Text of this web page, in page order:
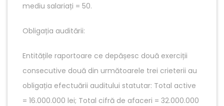
mediu salariați = 50.
Obligația auditării:
Entitățile raportoare ce depășesc două exerciții
consecutive două din următoarele trei crieterii au
obligația efectuării auditului statutar: Total active
= 16.000.000 lei; Total cifră de afaceri = 32.000.000